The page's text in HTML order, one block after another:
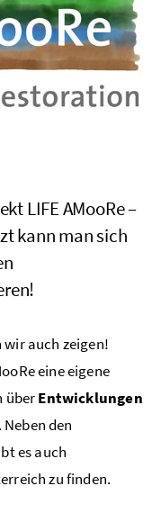
LIFE AMooRe –
kann man sich
wir auch zeigen!
eine eigene
überEntwicklungen
den
es auch
zu finden.